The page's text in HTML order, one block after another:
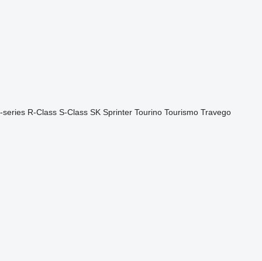
series R-Class S-Class SK Sprinter Tourino Tourismo Travego